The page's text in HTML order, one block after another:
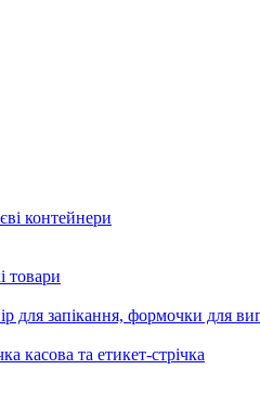
контейнери
товари
для запікання, формочки для
касова та етикет-стрічка